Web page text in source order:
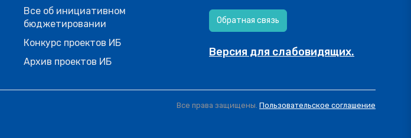
Все об инициативном
бюджетировании
Конкурс проектов ИБ
Архив проектов ИБ
Обратная связь
Версия для слабовидящих.
Все права защищены. Пользовательское соглашение